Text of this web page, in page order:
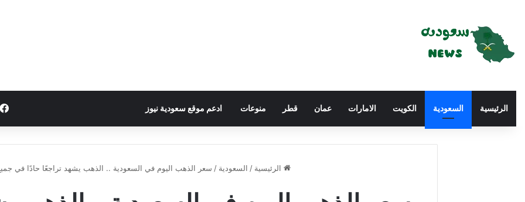
الرئيسية السعودية الكويت الامارات عمان قطر منوعات ادعم موقع سعودية نيوز
الرئيسية / السعودية / سعر الذهب اليوم في السعودية .. الذهب يشهد تراجعًا حادًا في